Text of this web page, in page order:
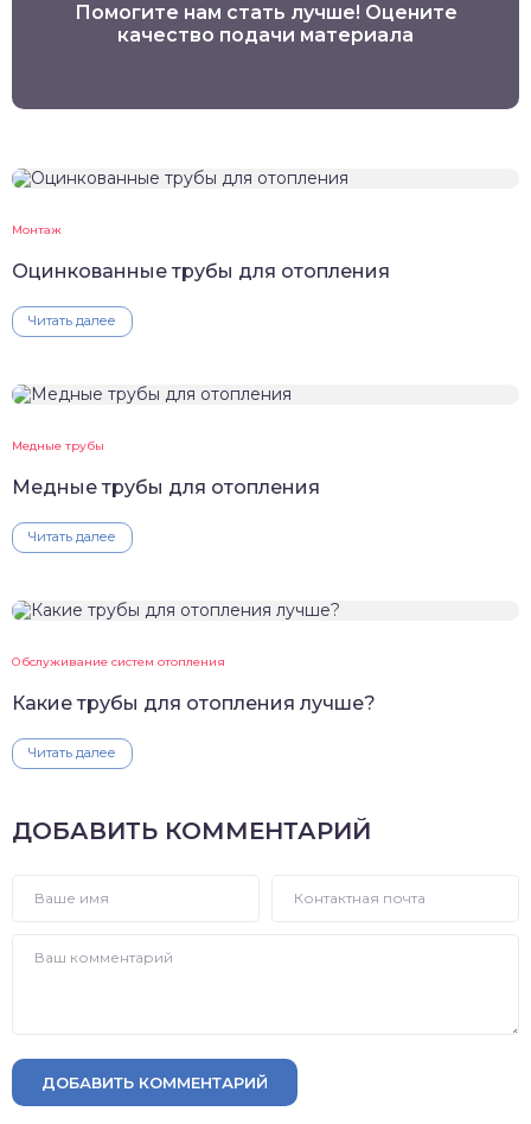
Помогите нам стать лучше! Оцените
качество подачи материала
Монтаж
Оцинкованные трубы для отопления
Читать далее
Медные трубы
Медные трубы для отопления
Читать далее
Обслуживание систем отопления
Какие трубы для отопления лучше?
Читать далее
ДОБАВИТЬ КОММЕНТАРИЙ
ДОБАВИТЬ КОММЕНТАРИЙ